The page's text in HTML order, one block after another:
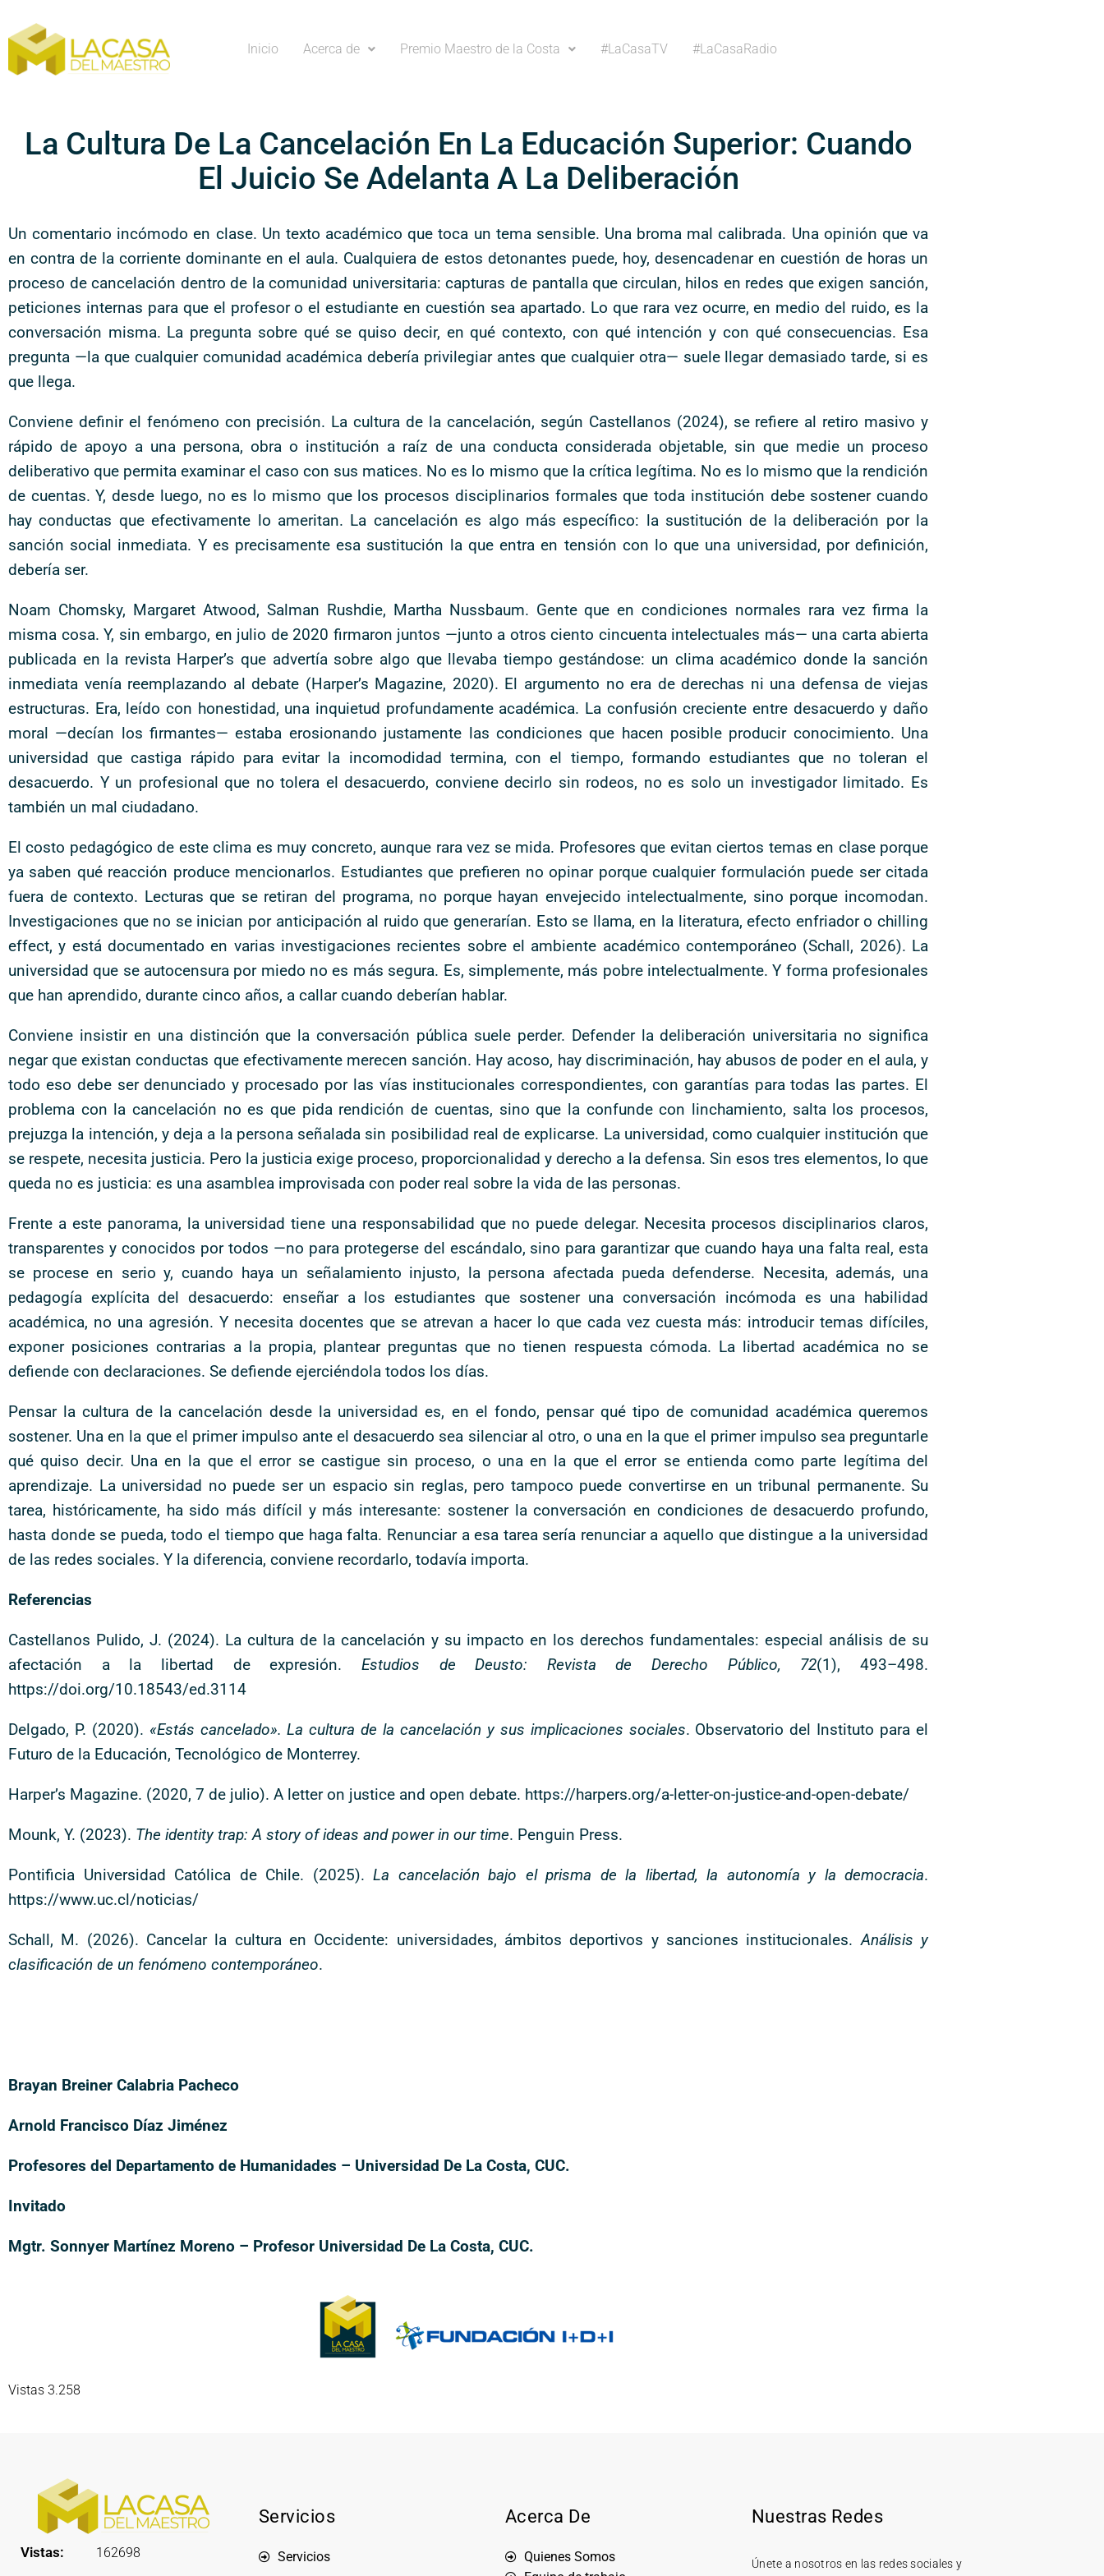
Inicio Acerca de Premio Maestro de la Costa #LaCasaTV #LaCasaRadio
La Cultura De La Cancelación En La Educación Superior: Cuando
El Juicio Se Adelanta A La Deliberación
Un comentario incómodo en clase. Un texto académico que toca un tema sensible. Una broma mal calibrada. Una opinión que va
en contra de la corriente dominante en el aula. Cualquiera de estos detonantes puede, hoy, desencadenar en cuestión de horas un
proceso de cancelación dentro de la comunidad universitaria: capturas de pantalla que circulan, hilos en redes que exigen sanción,
peticiones internas para que el profesor o el estudiante en cuestión sea apartado. Lo que rara vez ocurre, en medio del ruido, es la
conversación misma. La pregunta sobre qué se quiso decir, en qué contexto, con qué intención y con qué consecuencias. Esa
pregunta —la que cualquier comunidad académica debería privilegiar antes que cualquier otra— suele llegar demasiado tarde, si es
que llega.
Conviene definir el fenómeno con precisión. La cultura de la cancelación, según Castellanos (2024), se refiere al retiro masivo y
rápido de apoyo a una persona, obra o institución a raíz de una conducta considerada objetable, sin que medie un proceso
deliberativo que permita examinar el caso con sus matices. No es lo mismo que la crítica legítima. No es lo mismo que la rendición
de cuentas. Y, desde luego, no es lo mismo que los procesos disciplinarios formales que toda institución debe sostener cuando
hay conductas que efectivamente lo ameritan. La cancelación es algo más específico: la sustitución de la deliberación por la
sanción social inmediata. Y es precisamente esa sustitución la que entra en tensión con lo que una universidad, por definición,
debería ser.
Noam Chomsky, Margaret Atwood, Salman Rushdie, Martha Nussbaum. Gente que en condiciones normales rara vez firma la
misma cosa. Y, sin embargo, en julio de 2020 firmaron juntos —junto a otros ciento cincuenta intelectuales más— una carta abierta
publicada en la revista Harper’s que advertía sobre algo que llevaba tiempo gestándose: un clima académico donde la sanción
inmediata venía reemplazando al debate (Harper’s Magazine, 2020). El argumento no era de derechas ni una defensa de viejas
estructuras. Era, leído con honestidad, una inquietud profundamente académica. La confusión creciente entre desacuerdo y daño
moral —decían los firmantes— estaba erosionando justamente las condiciones que hacen posible producir conocimiento. Una
universidad que castiga rápido para evitar la incomodidad termina, con el tiempo, formando estudiantes que no toleran el
desacuerdo. Y un profesional que no tolera el desacuerdo, conviene decirlo sin rodeos, no es solo un investigador limitado. Es
también un mal ciudadano.
El costo pedagógico de este clima es muy concreto, aunque rara vez se mida. Profesores que evitan ciertos temas en clase porque
ya saben qué reacción produce mencionarlos. Estudiantes que prefieren no opinar porque cualquier formulación puede ser citada
fuera de contexto. Lecturas que se retiran del programa, no porque hayan envejecido intelectualmente, sino porque incomodan.
Investigaciones que no se inician por anticipación al ruido que generarían. Esto se llama, en la literatura, efecto enfriador o chilling
effect, y está documentado en varias investigaciones recientes sobre el ambiente académico contemporáneo (Schall, 2026). La
universidad que se autocensura por miedo no es más segura. Es, simplemente, más pobre intelectualmente. Y forma profesionales
que han aprendido, durante cinco años, a callar cuando deberían hablar.
Conviene insistir en una distinción que la conversación pública suele perder. Defender la deliberación universitaria no significa
negar que existan conductas que efectivamente merecen sanción. Hay acoso, hay discriminación, hay abusos de poder en el aula, y
todo eso debe ser denunciado y procesado por las vías institucionales correspondientes, con garantías para todas las partes. El
problema con la cancelación no es que pida rendición de cuentas, sino que la confunde con linchamiento, salta los procesos,
prejuzga la intención, y deja a la persona señalada sin posibilidad real de explicarse. La universidad, como cualquier institución que
se respete, necesita justicia. Pero la justicia exige proceso, proporcionalidad y derecho a la defensa. Sin esos tres elementos, lo que
queda no es justicia: es una asamblea improvisada con poder real sobre la vida de las personas.
Frente a este panorama, la universidad tiene una responsabilidad que no puede delegar. Necesita procesos disciplinarios claros,
transparentes y conocidos por todos —no para protegerse del escándalo, sino para garantizar que cuando haya una falta real, esta
se procese en serio y, cuando haya un señalamiento injusto, la persona afectada pueda defenderse. Necesita, además, una
pedagogía explícita del desacuerdo: enseñar a los estudiantes que sostener una conversación incómoda es una habilidad
académica, no una agresión. Y necesita docentes que se atrevan a hacer lo que cada vez cuesta más: introducir temas difíciles,
exponer posiciones contrarias a la propia, plantear preguntas que no tienen respuesta cómoda. La libertad académica no se
defiende con declaraciones. Se defiende ejerciéndola todos los días.
Pensar la cultura de la cancelación desde la universidad es, en el fondo, pensar qué tipo de comunidad académica queremos
sostener. Una en la que el primer impulso ante el desacuerdo sea silenciar al otro, o una en la que el primer impulso sea preguntarle
qué quiso decir. Una en la que el error se castigue sin proceso, o una en la que el error se entienda como parte legítima del
aprendizaje. La universidad no puede ser un espacio sin reglas, pero tampoco puede convertirse en un tribunal permanente. Su
tarea, históricamente, ha sido más difícil y más interesante: sostener la conversación en condiciones de desacuerdo profundo,
hasta donde se pueda, todo el tiempo que haga falta. Renunciar a esa tarea sería renunciar a aquello que distingue a la universidad
de las redes sociales. Y la diferencia, conviene recordarlo, todavía importa.
Referencias
Castellanos Pulido, J. (2024). La cultura de la cancelación y su impacto en los derechos fundamentales: especial análisis de su
afectación a la libertad de expresión. Estudios de Deusto: Revista de Derecho Público, 72(1), 493–498.
https://doi.org/10.18543/ed.3114
Delgado, P. (2020). «Estás cancelado». La cultura de la cancelación y sus implicaciones sociales. Observatorio del Instituto para el
Futuro de la Educación, Tecnológico de Monterrey.
Harper’s Magazine. (2020, 7 de julio). A letter on justice and open debate. https://harpers.org/a-letter-on-justice-and-open-debate/
Mounk, Y. (2023). The identity trap: A story of ideas and power in our time. Penguin Press.
Pontificia Universidad Católica de Chile. (2025). La cancelación bajo el prisma de la libertad, la autonomía y la democracia.
https://www.uc.cl/noticias/
Schall, M. (2026). Cancelar la cultura en Occidente: universidades, ámbitos deportivos y sanciones institucionales.Análisis y
clasificación de un fenómeno contemporáneo.
Brayan Breiner Calabria Pacheco
Arnold Francisco Díaz Jiménez
Profesores del Departamento de Humanidades – Universidad De La Costa, CUC.
Invitado
Mgtr. Sonnyer Martínez Moreno – Profesor Universidad De La Costa, CUC.
Vistas 3.258
Vistas: 162698
Servicios
Servicios
Acerca De
Quienes Somos
Nuestras Redes
Únete a nosotros en las redes sociales y